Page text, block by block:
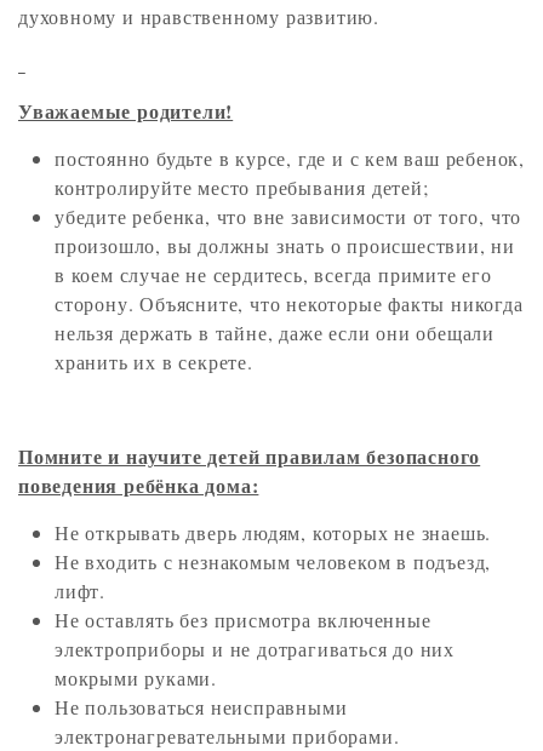
духовному и нравственному развитию.
Уважаемые родители!
постоянно будьте в курсе, где и с кем ваш ребенок,
контролируйте место пребывания детей;
убедите ребенка, что вне зависимости от того, что
произошло, вы должны знать о происшествии, ни
в коем случае не сердитесь, всегда примите его
сторону. Объясните, что некоторые факты никогда
нельзя держать в тайне, даже если они обещали
хранить их в секрете.
Помните и научите детей правилам безопасного
поведения ребёнка дома:
Не открывать дверь людям, которых не знаешь.
Не входить с незнакомым человеком в подъезд,
лифт.
Не оставлять без присмотра включенные
электроприборы и не дотрагиваться до них
мокрыми руками.
Не пользоваться неисправными
электронагревательными приборами.